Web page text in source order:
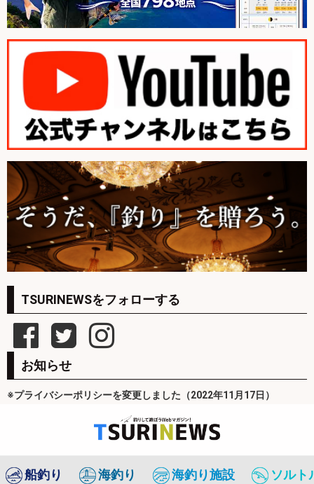
TSURINEWSをフォローする
お知らせ
※プライバシーポリシーを変更しました（2022年11月17日）
船釣り 海釣り 海釣り施設 ソルト